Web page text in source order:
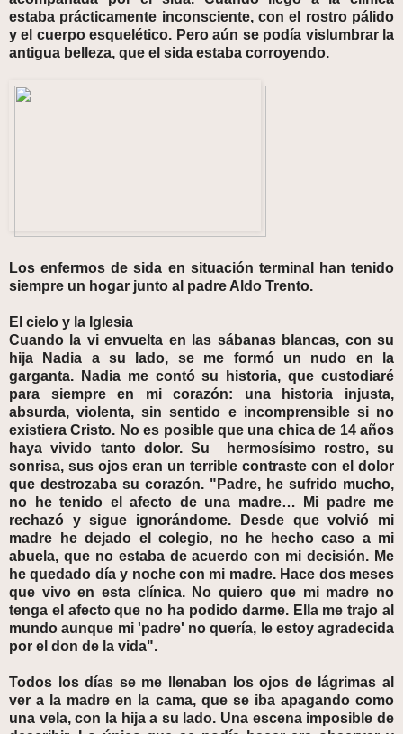
estaba prácticamente inconsciente, con el rostro pálido
y el cuerpo esquelético. Pero aún se podía vislumbrar la
antigua belleza, que el sida estaba corroyendo.
Los enfermos de sida en situación terminal han tenido
siempre un hogar junto al padre Aldo Trento.
El cielo y la Iglesia
Cuando la vi envuelta en las sábanas blancas, con su
hija Nadia a su lado, se me formó un nudo en la
garganta. Nadia me contó su historia, que custodiaré
para siempre en mi corazón: una historia injusta,
absurda, violenta, sin sentido e incomprensible si no
existiera Cristo. No es posible que una chica de 14 años
haya vivido tanto dolor. Su hermosísimo rostro, su
sonrisa, sus ojos eran un terrible contraste con el dolor
que destrozaba su corazón. "Padre, he sufrido mucho,
no he tenido el afecto de una madre… Mi padre me
rechazó y sigue ignorándome. Desde que volvió mi
madre he dejado el colegio, no he hecho caso a mi
abuela, que no estaba de acuerdo con mi decisión. Me
he quedado día y noche con mi madre. Hace dos meses
que vivo en esta clínica. No quiero que mi madre no
tenga el afecto que no ha podido darme. Ella me trajo al
mundo aunque mi 'padre' no quería, le estoy agradecida
por el don de la vida".
Todos los días se me llenaban los ojos de lágrimas al
ver a la madre en la cama, que se iba apagando como
una vela, con la hija a su lado. Una escena imposible de